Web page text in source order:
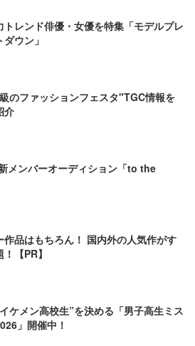
トレンド俳優・女優を特集「モデルプレ
ウン」
のファッションフェスタ"TGC情報を
介
メンバーオーディション「to the
作品はもちろん！ 国内外の人気作がす
【PR】
ケメン高校生”を決める「男子高生ミス
」開催中！